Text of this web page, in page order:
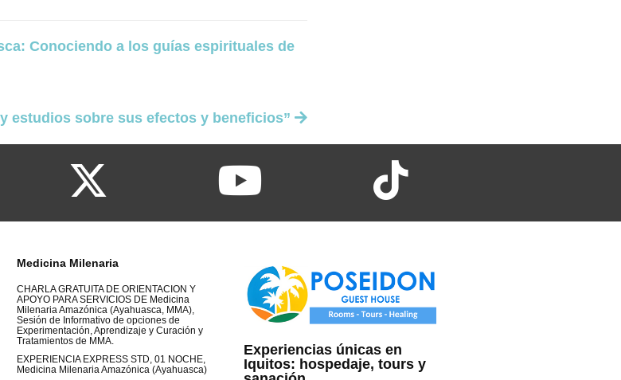
Conociendo a los guías espirituales de
estudios sobre sus efectos y beneficios”
Medicina Milenaria
CHARLA GRATUITA DE ORIENTACION Y
APOYO PARA SERVICIOS DE Medicina
Milenaria Amazónica (Ayahuasca, MMA),
Sesión de Informativo de opciones de
Experimentación, Aprendizaje y Curación y
Tratamientos de MMA.
EXPERIENCIA EXPRESS STD, 01 NOCHE,
Medicina Milenaria Amazónica (Ayahuasca)
Experiencias únicas en
Iquitos: hospedaje, tours y